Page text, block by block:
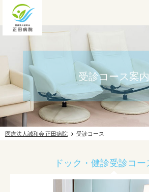
人間ドック・健康診断
内視鏡
外来案内
入院案内
リハビリテーション
受診コース案内
医療法人誠和会 正田病院 受診コース
ドック・健診受診コ